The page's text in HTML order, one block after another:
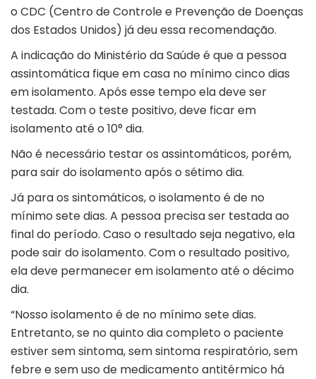
o CDC (Centro de Controle e Prevenção de Doenças
dos Estados Unidos) já deu essa recomendação.
A indicação do Ministério da Saúde é que a pessoa
assintomática fique em casa no mínimo cinco dias
em isolamento. Após esse tempo ela deve ser
testada. Com o teste positivo, deve ficar em
isolamento até o 10° dia.
Não é necessário testar os assintomáticos, porém,
para sair do isolamento após o sétimo dia.
Já para os sintomáticos, o isolamento é de no
mínimo sete dias. A pessoa precisa ser testada ao
final do período. Caso o resultado seja negativo, ela
pode sair do isolamento. Com o resultado positivo,
ela deve permanecer em isolamento até o décimo
dia.
“Nosso isolamento é de no mínimo sete dias.
Entretanto, se no quinto dia completo o paciente
estiver sem sintoma, sem sintoma respiratório, sem
febre e sem uso de medicamento antitérmico há